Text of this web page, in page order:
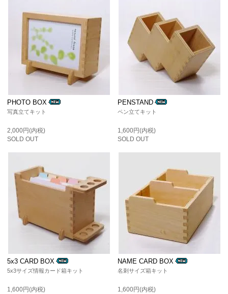
PHOTO BOX
写真立てキット
2,000円(内税)
SOLD OUT
PENSTAND
ペン立てキット
1,600円(内税)
SOLD OUT
5x3 CARD BOX
5x3サイズ情報カード箱キット
1,600円(内税)
NAME CARD BOX
名刺サイズ箱キット
1,600円(内税)